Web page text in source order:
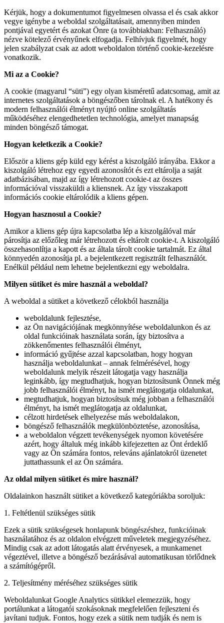
Kérjük, hogy a dokumentumot figyelmesen olvassa el és csak akkor
vegye igénybe a weboldal szolgáltatásait, amennyiben minden
pontjával egyetért és azokat Önre (a továbbiakban: Felhasználó)
nézve kötelező érvényűnek elfogadja. Felhívjuk figyelmét, hogy
jelen szabályzat csak az adott weboldalon történő cookie-kezelésre
vonatkozik.
Mi az a Cookie?
A cookie (magyarul “süti”) egy olyan kisméretű adatcsomag, amit az
internetes szolgáltatások a böngészőben tárolnak el. A hatékony és
modern felhasználói élményt nyújtó online szolgáltatás
működéséhez elengedhetetlen technológia, amelyet manapság
minden böngésző támogat.
Hogyan keletkezik a Cookie?
Először a kliens gép küld egy kérést a kiszolgáló irányába. Ekkor a
kiszolgáló létrehoz egy egyedi azonosítót és ezt eltárolja a saját
adatbázisában, majd az így létrehozott cookie-t az összes
információval visszaküldi a kliensnek. Az így visszakapott
információs cookie eltárolódik a kliens gépen.
Hogyan hasznosul a Cookie?
Amikor a kliens gép újra kapcsolatba lép a kiszolgálóval már
párosítja az előzőleg már létrehozott és eltárolt cookie-t. A kiszolgáló
összehasonlítja a kapott és az általa tárolt cookie tartalmát. Ez által
könnyedén azonosítja pl. a bejelentkezett regisztrált felhasználót.
Enélkül például nem lehetne bejelentkezni egy weboldalra.
Milyen sütiket és mire használ a weboldal?
A weboldal a sütiket a következő célokból használja
weboldalunk fejlesztése,
az Ön navigációjának megkönnyítése weboldalunkon és az
oldal funkcióinak használata során, így biztosítva a
zökkenőmentes felhasználói élményt,
információ gyűjtése azzal kapcsolatban, hogy hogyan
használja weboldalunkat – annak felmérésével, hogy
weboldalunk melyik részeit látogatja vagy használja
leginkább, így megtudhatjuk, hogyan biztosítsunk Önnek még
jobb felhasználói élményt, ha ismét meglátogatja oldalunkat,
megtudhatjuk, hogyan biztosítsuk még jobban a felhasználói
élményt, ha ismét meglátogatja az oldalunkat,
célzott hirdetések elhelyezése más weboldalakon,
böngésző felhasználók megkülönböztetése, azonosítása,
a weboldalon végzett tevékenységek nyomon követésére
azért, hogy általuk még inkább kifejezetten az Önt érdeklő
vagy az Ön számára fontos, releváns ajánlatokról üzenetet
juttathassunk el az Ön számára.
Az oldal milyen sütiket és mire használ?
Oldalainkon használt sütiket a következő kategóriákba soroljuk:
1. Feltétlenül szükséges sütik
Ezek a sütik szükségesek honlapunk böngészéshez, funkcióinak
használatához és az oldalon elvégzett műveletek megjegyzéséhez.
Mindig csak az adott látogatás alatt érvényesek, a munkamenet
végeztével, illetve a böngésző bezárásával automatikusan törlődnek
a számítógépről.
2. Teljesítmény méréséhez szükséges sütik
Weboldalunkat Google Analytics sütikkel elemezzük, hogy
portálunkat a látogatói szokásoknak megfelelően fejleszteni és
javítani tudjuk. Fontos, hogy ezek a sütik nem tudják és nem is